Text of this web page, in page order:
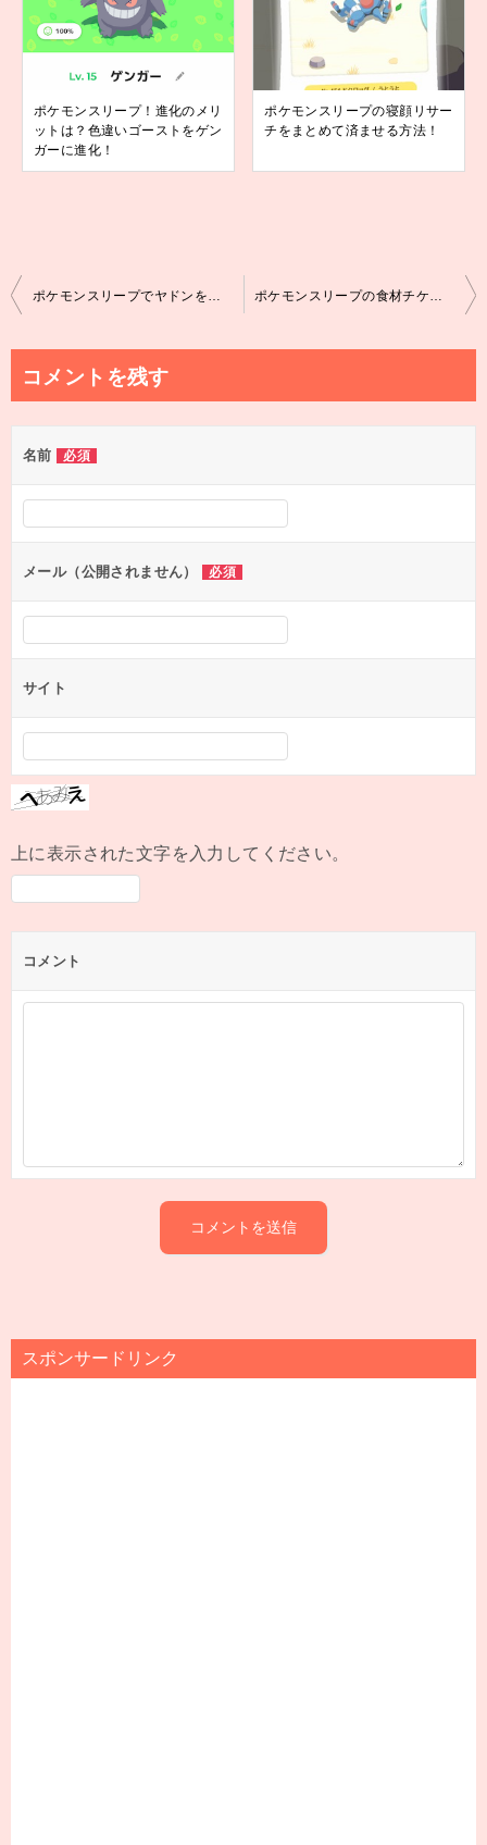
ポケモンスリープ！進化のメリ
ットは？色違いゴーストをゲン
ガーに進化！
ポケモンスリープの寝顔リサー
チをまとめて済ませる方法！
投
ビ
ー
シ
ョ
ン
ポケモンスリープでヤドンをゲット！おいしいシッポは持ってた？ ポケモンスリープの食材チケットの使い方と入手方法！
コメントを残す
名前 必須
メール（公開されません） 必須
サイト
上に表示された文字を入力してください。
コメント
スポンサードリンク